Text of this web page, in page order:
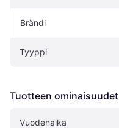
Brändi
Tyyppi
Tuotteen ominaisuudet
Vuodenaika